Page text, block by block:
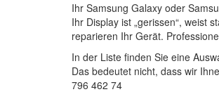
Ihr Samsung Galaxy oder
Ihr Display ist „gerissen“, weist
reparieren Ihr Gerät.
In der Liste finden Sie eine
Das bedeutet nicht, dass wir
796 462 74